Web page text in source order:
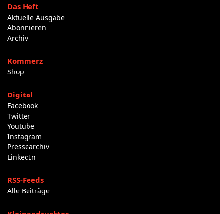
Das Heft
Aktuelle Ausgabe
Abonnieren
Archiv
Kommerz
Shop
Digital
Facebook
Twitter
Youtube
Instagram
Pressearchiv
LinkedIn
RSS-Feeds
Alle Beiträge